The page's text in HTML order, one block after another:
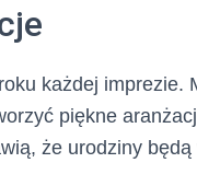
każdej imprezie.
piękne
że urodziny